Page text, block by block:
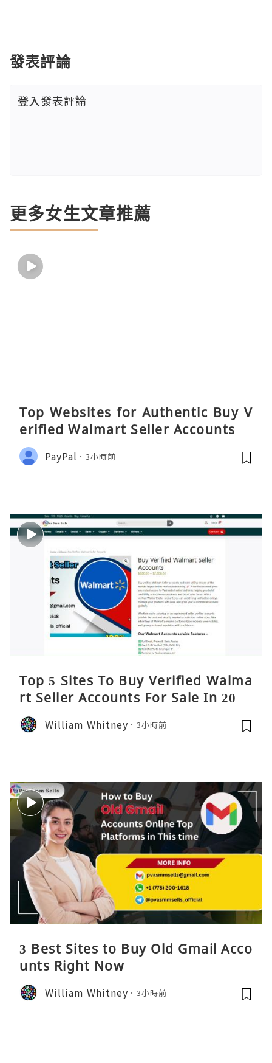
發表評論
登入發表評論
更多女生文章推薦
Top Websites for Authentic Buy V
erified Walmart Seller Accounts
PayPal 3小時前
Top 5 Sites To Buy Verified Walma
rt Seller Accounts For Sale In 2026
William Whitney 3小時前
3 Best Sites to Buy Old Gmail Acco
unts Right Now
William Whitney 3小時前